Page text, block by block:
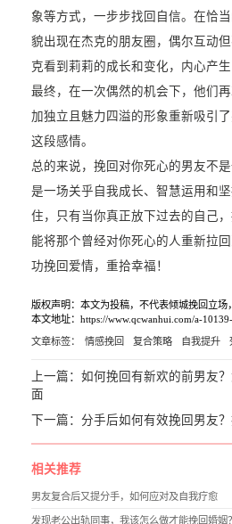
象等方式，一步步找回自信。在恰
貌出现在杰克的朋友圈，偶尔互动
克看到莉莉的成长和变化，内心产
最终，在一次偶然的机会下，他们
加独立且魅力四溢的形象重新吸引
这段感情。
总的来说，挽回对你死心的男友不
是一场关乎自我成长、智慧运用和
住，只有当你真正放下过去的自己
能将那个曾经对你死心的人重新拉
功挽回爱情，重拾幸福！
版权声明：本文为投稿，不代表倾城挽回立场
本文地址：https://www.qcwanhui.com/a-
文章标签： 情感挽回 复合策略 自我提升
上一篇： 如何挽回有新欢的前男友
面
下一篇： 分手后如何有效挽回男友
相关推荐
男友复合后又提分手，如何应对及自我疗愈
发现老公出轨同事，我该怎么做才能挽回婚姻